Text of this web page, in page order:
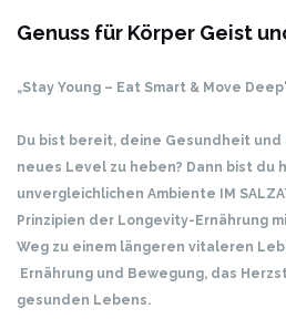
Genuss für Körper Geist
„Stay Young – Eat Smart & Move
Du bist bereit, deine Gesundheit
neues Level zu heben? Dann bist du
unvergleichlichen Ambiente IM
Prinzipien der Longevity-Ernährung
Weg zu einem längeren vitaleren
Ernährung und Bewegung, das
gesunden Lebens.